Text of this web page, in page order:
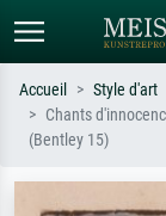
Recherche
Accueil Style d'art
Chants
(Bentley 15)